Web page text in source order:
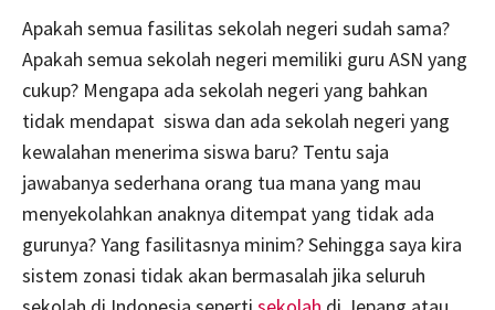
Apakah semua fasilitas sekolah negeri sudah sama?
Apakah semua sekolah negeri memiliki guru ASN yang
cukup? Mengapa ada sekolah negeri yang bahkan
tidak mendapat siswa dan ada sekolah negeri yang
kewalahan menerima siswa baru? Tentu saja
jawabanya sederhana orang tua mana yang mau
menyekolahkan anaknya ditempat yang tidak ada
gurunya? Yang fasilitasnya minim? Sehingga saya kira
sistem zonasi tidak akan bermasalah jika seluruh